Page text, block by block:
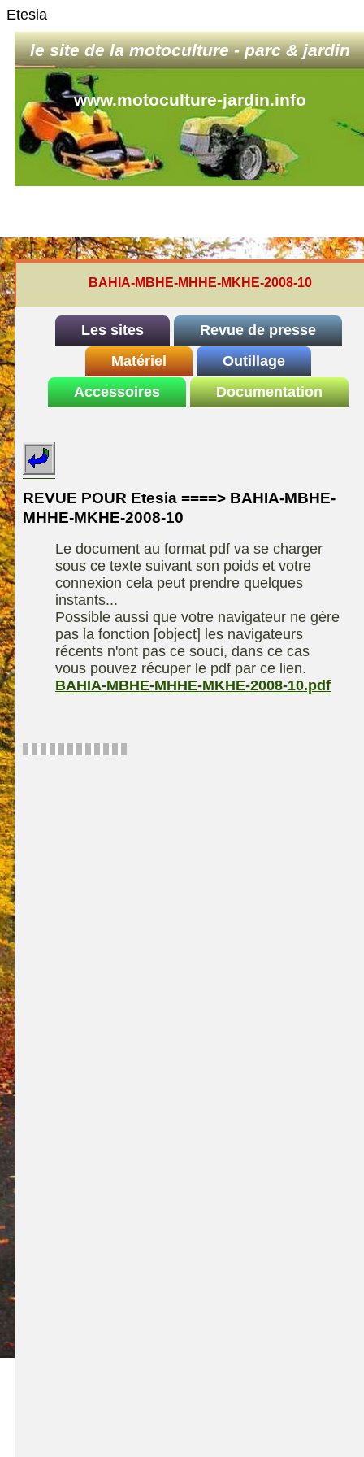
Etesia
le site de la motoculture - parc & jardin
www.motoculture-jardin.info
BAHIA-MBHE-MHHE-MKHE-2008-10
Les sites
INDEX
Le site de la
motoculture
Information sur
contact
Revue de presse
REDEXIM-et-Eliet
ELIET
Motobineuse ou
Technique de
compostage
Matériel
autoportee
SARP
Robomow
chevalet
Remorque
Outillage
Affuteuse
Accessoires
Documentation
REVUE POUR Etesia ====> BAHIA-MBHE-
MHHE-MKHE-2008-10
Le document au format pdf va se charger
sous ce texte suivant son poids et votre
connexion cela peut prendre quelques
instants...
Possible aussi que votre navigateur ne gère
pas la fonction [object] les navigateurs
récents n'ont pas ce souci, dans ce cas
vous pouvez récuper le pdf par ce lien.
BAHIA-MBHE-MHHE-MKHE-2008-10.pdf